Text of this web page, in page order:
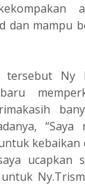
dan mampu
tersebut
“Saya
kebaikan
ucapkan